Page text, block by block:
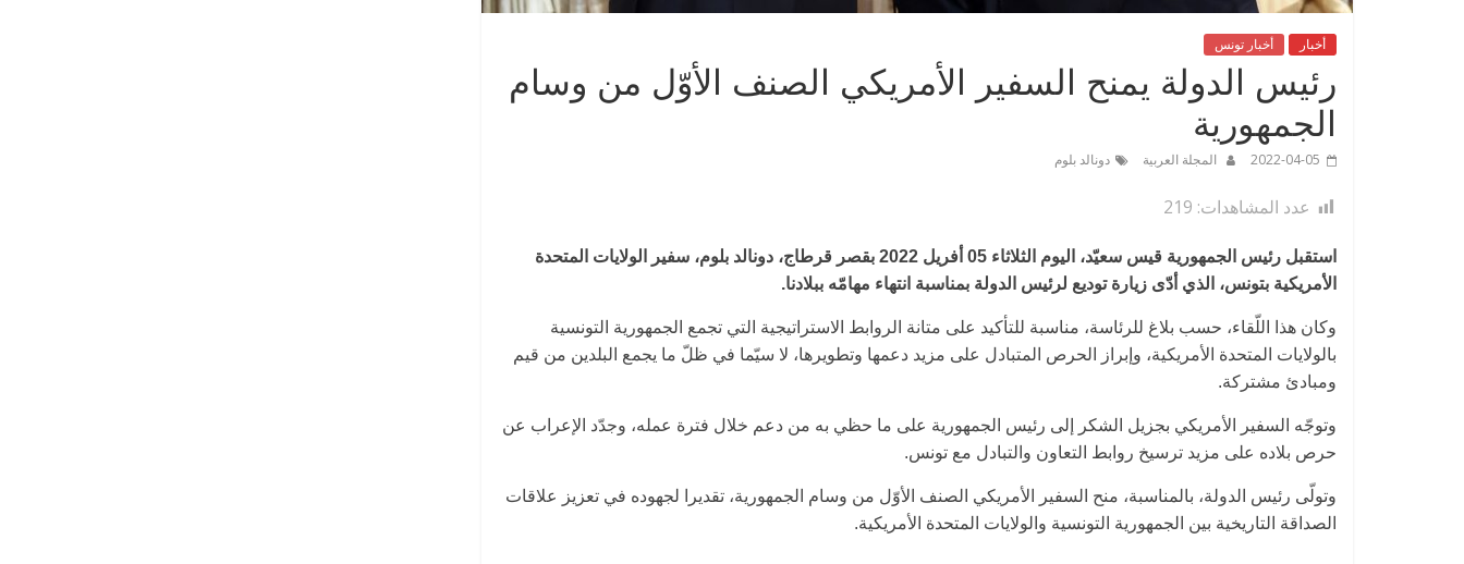
أخبار أخبار تونس
رئيس الدولة يمنح السفير الأمريكي الصنف الأوّل من وسام
الجمهورية
2022-04-05 المجلة العربية دونالد بلوم
عدد المشاهدات: 219
استقبل رئيس الجمهورية قيس سعيّد، اليوم الثلاثاء 05 أفريل 2022 بقصر قرطاج، دونالد بلوم، سفير الولايات المتحدة
الأمريكية بتونس، الذي أدّى زيارة توديع لرئيس الدولة بمناسبة انتهاء مهامّه ببلادنا.
وكان هذا اللّقاء، حسب بلاغ للرئاسة، مناسبة للتأكيد على متانة الروابط الاستراتيجية التي تجمع الجمهورية التونسية
بالولايات المتحدة الأمريكية، وإبراز الحرص المتبادل على مزيد دعمها وتطويرها، لا سيّما في ظلّ ما يجمع البلدين من قيم
ومبادئ مشتركة.
وتوجّه السفير الأمريكي بجزيل الشكر إلى رئيس الجمهورية على ما حظي به من دعم خلال فترة عمله، وجدّد الإعراب عن
حرص بلاده على مزيد ترسيخ روابط التعاون والتبادل مع تونس.
وتولّى رئيس الدولة، بالمناسبة، منح السفير الأمريكي الصنف الأوّل من وسام الجمهورية، تقديرا لجهوده في تعزيز علاقات
الصداقة التاريخية بين الجمهورية التونسية والولايات المتحدة الأمريكية.